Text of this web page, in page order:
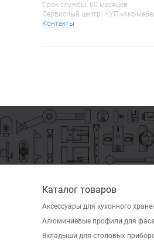
Срок службы: 60 месяцев
Сервисный центр: ЧУП «Акс-
Контакты
Каталог товаров
Аксессуары для кухонного
Алюминиевые профили для
Вкладыши для столовых